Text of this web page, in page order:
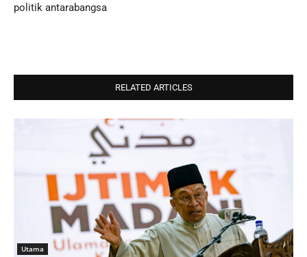
politik antarabangsa
RELATED ARTICLES
Utama